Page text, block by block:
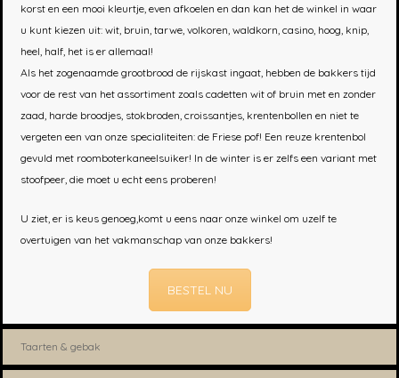
korst en een mooi kleurtje, even afkoelen en dan kan het de winkel in waar
u kunt kiezen uit: wit, bruin, tarwe, volkoren, waldkorn, casino, hoog, knip,
heel, half, het is er allemaal!
Als het zogenaamde grootbrood de rijskast ingaat, hebben de bakkers tijd
voor de rest van het assortiment zoals cadetten wit of bruin met en zonder
zaad, harde broodjes, stokbroden, croissantjes, krentenbollen en niet te
vergeten een van onze specialiteiten: de Friese pof! Een reuze krentenbol
gevuld met roomboterkaneelsuiker! In de winter is er zelfs een variant met
stoofpeer, die moet u echt eens proberen!
U ziet, er is keus genoeg,komt u eens naar onze winkel om uzelf te
overtuigen van het vakmanschap van onze bakkers!
BESTEL NU
Taarten & gebak